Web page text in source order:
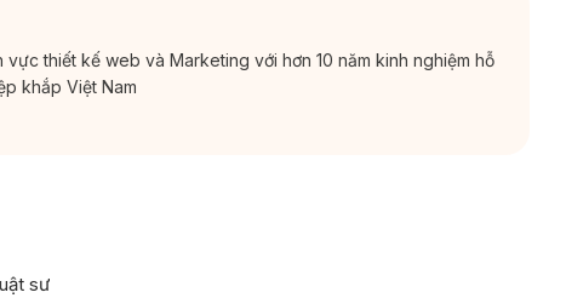
thiết kế web và Marketing với hơn 10 năm kinh nghiệm hỗ
khắp Việt Nam
sư